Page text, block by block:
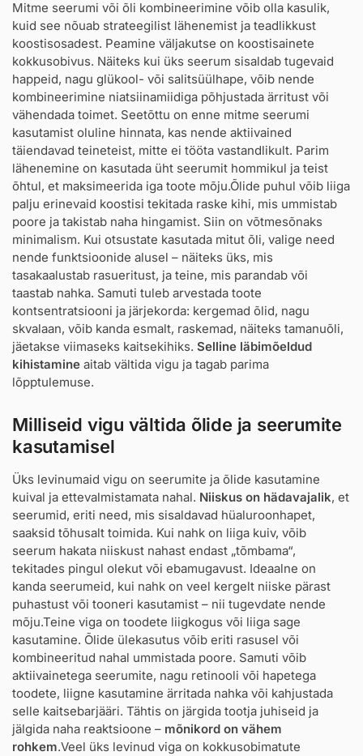
Mitme seerumi või õli kombineerimine võib olla kasulik,
kuid see nõuab strateegilist lähenemist ja teadlikkust
koostisosadest. Peamine väljakutse on koostisainete
kokkusobivus. Näiteks kui üks seerum sisaldab tugevaid
happeid, nagu glükool- või salitsüülhape, võib nende
kombineerimine niatsiinamiidiga põhjustada ärritust või
vähendada toimet. Seetõttu on enne mitme seerumi
kasutamist oluline hinnata, kas nende aktiivained
täiendavad teineteist, mitte ei tööta vastandlikult. Parim
lähenemine on kasutada üht seerumit hommikul ja teist
õhtul, et maksimeerida iga toote mõju.Õlide puhul võib liiga
palju erinevaid koostisi tekitada raske kihi, mis ummistab
poore ja takistab naha hingamist. Siin on võtmesõnaks
minimalism. Kui otsustate kasutada mitut õli, valige need
nende funktsioonide alusel – näiteks üks, mis
tasakaalustab rasueritust, ja teine, mis parandab või
taastab nahka. Samuti tuleb arvestada toote
kontsentratsiooni ja järjekorda: kergemad õlid, nagu
skvalaan, võib kanda esmalt, raskemad, näiteks tamanuõli,
jäetakse viimaseks kaitsekihiks. Selline läbimõeldud
kihistamine aitab vältida vigu ja tagab parima
lõpptulemuse.
Milliseid vigu vältida õlide ja seerumite
kasutamisel
Üks levinumaid vigu on seerumite ja õlide kasutamine
kuival ja ettevalmistamata nahal. Niiskus on hädavajalik, et
seerumid, eriti need, mis sisaldavad hüaluroonhapet,
saaksid tõhusalt toimida. Kui nahk on liiga kuiv, võib
seerum hakata niiskust nahast endast „tõmbama“,
tekitades pingul olekut või ebamugavust. Ideaalne on
kanda seerumeid, kui nahk on veel kergelt niiske pärast
puhastust või tooneri kasutamist – nii tugevdate nende
mõju.Teine viga on toodete liigkogus või liiga sage
kasutamine. Õlide ülekasutus võib eriti rasusel või
kombineeritud nahal ummistada poore. Samuti võib
aktiivainetega seerumite, nagu retinooli või hapetega
toodete, liigne kasutamine ärritada nahka või kahjustada
selle kaitsebarjääri. Tähtis on järgida tootja juhiseid ja
jälgida naha reaktsioone – mõnikord on vähem
rohkem.Veel üks levinud viga on kokkusobimatute